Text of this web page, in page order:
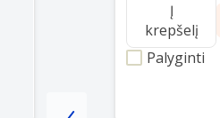
Į
krepšelį
Palyginti